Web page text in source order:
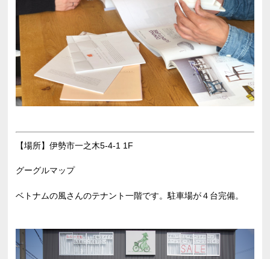
【場所】伊勢市一之木5-4-1 1F
グーグルマップ
ベトナムの風さんのテナント一階です。駐車場が４台完備。